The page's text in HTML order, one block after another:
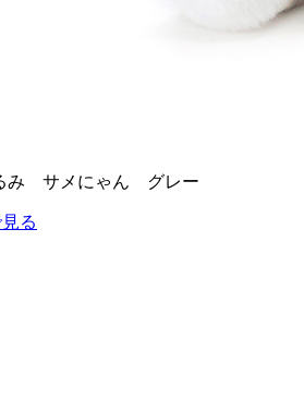
み サメにゃん グレー
る